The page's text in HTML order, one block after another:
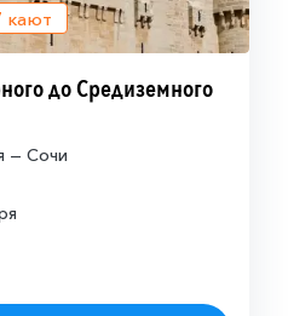
кают
до Средиземного
— Сочи